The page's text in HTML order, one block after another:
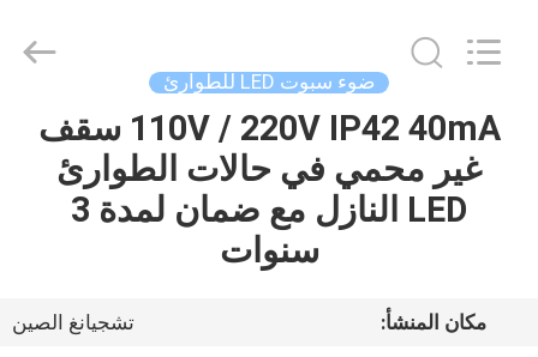
الصفحة
الرئيسية
معلومات
Technology
Co.,Ltd.
ضوء سبوت LED للطوارئ
110V / 220V IP42 40mA سقف
غير محمي في حالات الطوارئ
LED النازل مع ضمان لمدة 3
سنوات
مكان المنشأ:
تشجيانغ الصين